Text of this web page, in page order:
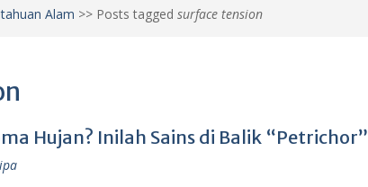
Alam >> Posts tagged surface tension
Hujan? Inilah Sains di Balik “Petrichor”